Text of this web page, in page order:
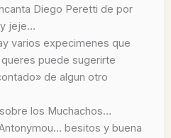
Diego Peretti de por
jeje…
varios expecimenes que
puede sugerirte
de algun otro
los Muchachos…
besitos y buena